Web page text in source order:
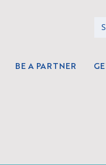
BE A PARTNER